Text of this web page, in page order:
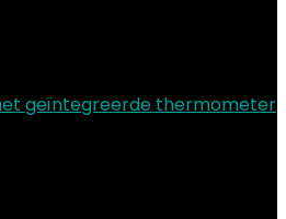
geïntegreerde thermometer